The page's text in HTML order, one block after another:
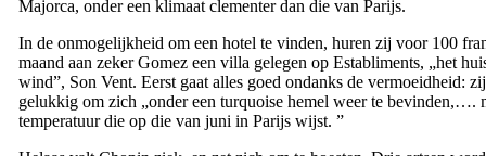
Majorca, onder een klimaat clementer dan die van Parijs.
In de onmogelijkheid om een hotel te vinden, huren zij voor 100
maand aan zeker Gomez een villa gelegen op Establiments, „het
wind”, Son Vent. Eerst gaat alles goed ondanks de vermoeidheid:
gelukkig om zich „onder een turquoise hemel weer te bevinden,….
temperatuur die op die van juni in Parijs wijst. ”